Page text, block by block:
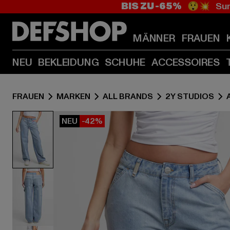
BIS ZU -65% 😲💥
MÄNNER FRAUEN
NEU BEKLEIDUNG SCHUHE ACCESSOIRES
FRAUEN MARKEN ALL BRANDS 2Y STUDIOS
NEU -42%